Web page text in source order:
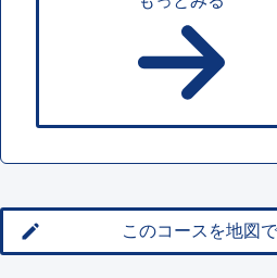
このコースを地図